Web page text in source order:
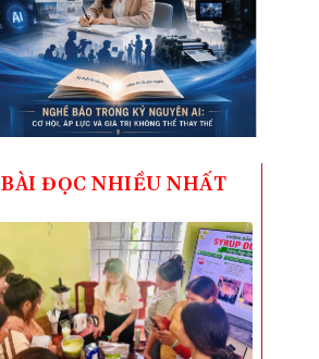
BÀI ĐỌC NHIỀU NHẤT